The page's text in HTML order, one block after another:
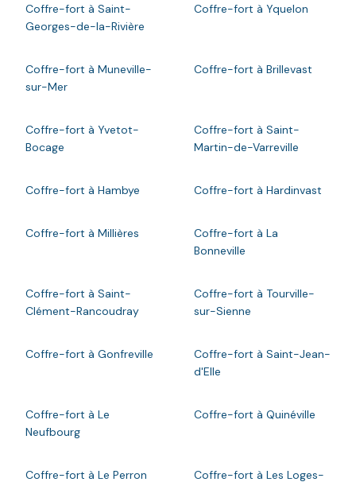
Coffre-fort à Saint-
Georges-de-la-Rivière
Coffre-fort à Yquelon
Coffre-fort à Muneville-
sur-Mer
Coffre-fort à Brillevast
Coffre-fort à Yvetot-
Bocage
Coffre-fort à Saint-
Martin-de-Varreville
Coffre-fort à Hambye Coffre-fort à Hardinvast
Coffre-fort à Millières
Coffre-fort à La
Bonneville
Coffre-fort à Saint-
Clément-Rancoudray
Coffre-fort à Tourville-
sur-Sienne
Coffre-fort à Gonfreville
Coffre-fort à Saint-Jean-
d'Elle
Coffre-fort à Le
Neufbourg
Coffre-fort à Quinéville
Coffre-fort à Le Perron
Coffre-fort à Les Loges-